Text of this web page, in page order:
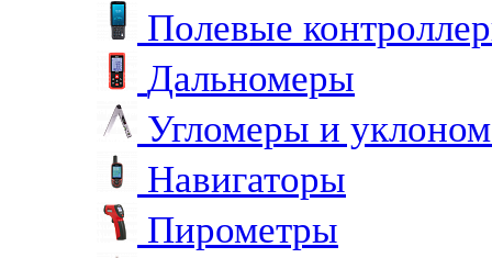
Полевые
Дальномеры
Угломеры и
Навигаторы
Пирометры